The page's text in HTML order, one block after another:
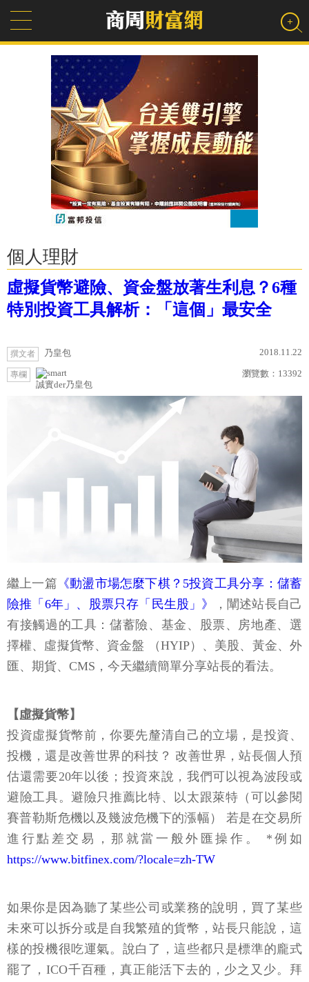
個人理財
虛擬貨幣避險、資金盤放著生利息？6種
特別投資工具解析：「這個」最安全
撰文者 乃皇包 2018.11.22
專欄
誠實der乃皇包
瀏覽數： 13392
繼上一篇 《動盪市場怎麼下棋？5投資工具分享：儲蓄
險推「6年」、股票只存「民生股」》
，闡述站長自己
有接觸過的工具：儲蓄險、基金、股票、房地產、選
擇權、虛擬貨幣、資金盤 （HYIP）、美股、黃金、外
匯、期貨、CMS，今天繼續簡單分享站長的看法。
【虛擬貨幣】
投資虛擬貨幣前，你要先釐清自己的立場，是投資、
投機，還是改善世界的科技？ 改善世界，站長個人預
估還需要20年以後；投資來說，我們可以視為波段或
避險工具。避險只推薦比特、以太跟萊特（可以參閱
賽普勒斯危機以及幾波危機下的漲幅） 若是在交易所
進行點差交易，那就當一般外匯操作。 *例如
https://www.bitfinex.com/?locale=zh-TW
如果你是因為聽了某些公司或業務的說明，買了某些
未來可以拆分或是自我繁殖的貨幣，站長只能說，這
樣的投機很吃運氣。說白了，這些都只是標準的龐式
罷了，ICO千百種，真正能活下去的，少之又少。拜